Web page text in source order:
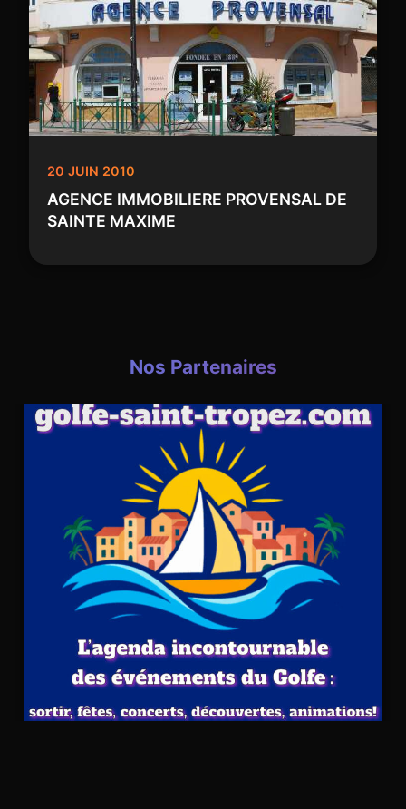
20 JUIN 2010
AGENCE IMMOBILIERE PROVENSAL DE
SAINTE MAXIME
Nos Partenaires